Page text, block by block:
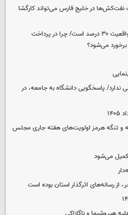
نفت‌کش‌ها در خلیج فارس می‌تواند کارگشا
افزایش ۶۰ درصدی مستمری‌ بازنشستگان در واقعیت ۳۰ درصد است/ چرا در پرداخت
برخورد می‌شود؟
پاسخگویی دانشگاه به جامعه، در
و تنگه هرمز اولویت‌های هفته جاری مجلس
تکمیل می‌شود
از رسانه‌های اثرگذار استان بوده است